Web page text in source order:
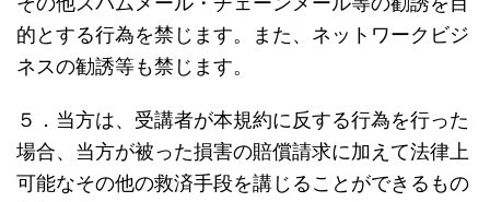
的とする行為を禁じます。また、ネットワークビジ
ネスの勧誘等も禁じます。
５．当方は、受講者が本規約に反する行為を行った
場合、当方が被った損害の賠償請求に加えて法律上
可能なその他の救済手段を講じることができるもの